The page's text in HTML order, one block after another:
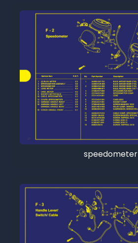
speedometer